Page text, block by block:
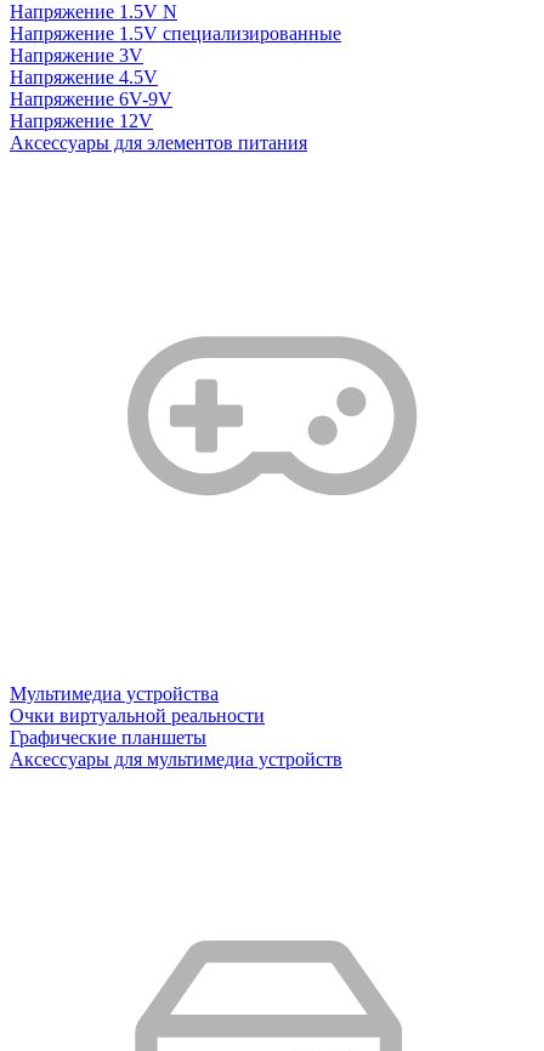
Напряжение 1.5V N
Напряжение 1.5V специализированные
Напряжение 3V
Напряжение 4.5V
Напряжение 6V-9V
Напряжение 12V
Аксессуары для элементов питания
Мультимедиа устройства
Очки виртуальной реальности
Графические планшеты
Аксессуары для мультимедиа устройств